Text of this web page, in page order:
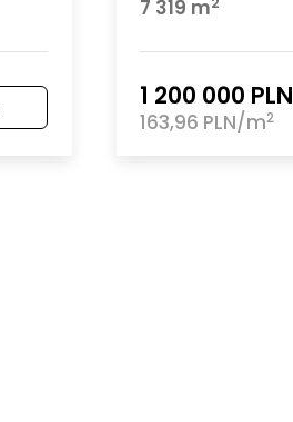
7 319 m
1 200 000 PLN
163,96 PLN/m2